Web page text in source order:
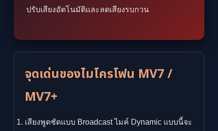
ปรับเสียงอัตโนมัติและลดเสียงรบกวน
จุดเด่นของไมโครโฟน MV7 /
MV7+
เสียงพูดชัดแบบ Broadcast ไมค์ Dynamic แบบนี้จะ